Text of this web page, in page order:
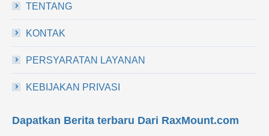
TENTANG
KONTAK
PERSYARATAN LAYANAN
KEBIJAKAN PRIVASI
Dapatkan Berita terbaru Dari RaxMount.com